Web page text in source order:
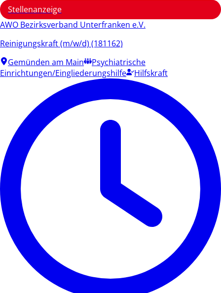
Stellenanzeige
AWO Bezirksverband Unterfranken e.V.
Reinigungskraft (m/w/d) (181162)
Gemünden am Main
Psychiatrische
Einrichtungen/Eingliederungshilfe
Hilfskraft